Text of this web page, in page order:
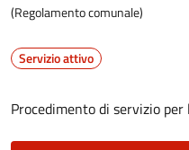
(Regolamento comunale)
Servizio attivo
Procedimento di servizio